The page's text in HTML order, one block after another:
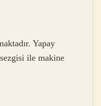
Yapay
ile makine